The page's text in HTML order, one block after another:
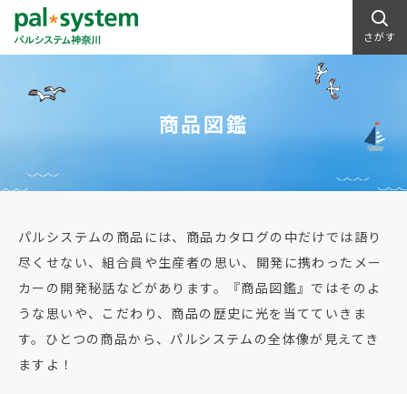
さがす
商品図鑑
パルシステムの商品には、商品カタログの中だけでは語り
尽くせない、組合員や生産者の思い、開発に携わったメー
カーの開発秘話などがあります。『商品図鑑』ではそのよ
うな思いや、こだわり、商品の歴史に光を当てていきま
す。ひとつの商品から、パルシステムの全体像が見えてき
ますよ！